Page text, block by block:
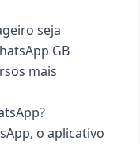
seja
GB
mais
o aplicativo